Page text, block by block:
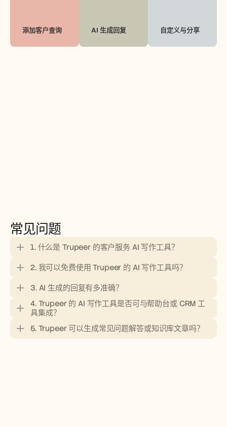
添加客户查询 AI 生成回复 自定义与分享
常见问题
1. 什么是 Trupeer 的客户服务 AI 写作工具？
2. 我可以免费使用 Trupeer 的 AI 写作工具吗？
3. AI 生成的回复有多准确？
4. Trupeer 的 AI 写作工具是否可与帮助台或 CRM 工
具集成？
5. Trupeer 可以生成常见问题解答或知识库文章吗？